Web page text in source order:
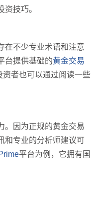
技巧。
在不少专业术语和注意
台提供基础的黄金交易
者也可以通过阅读一些
。因为正规的黄金交易
和专业的分析师建议可
平台为例，它拥有国